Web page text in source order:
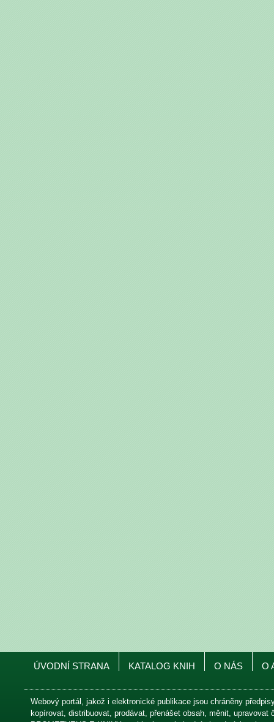
ÚVODNÍ STRANA KATALOG KNIH O NÁS O
Webový portál, jakož i elektronické publikace jsou chráněny
kopírovat, distribuovat, prodávat, přenášet obsah, měnit,